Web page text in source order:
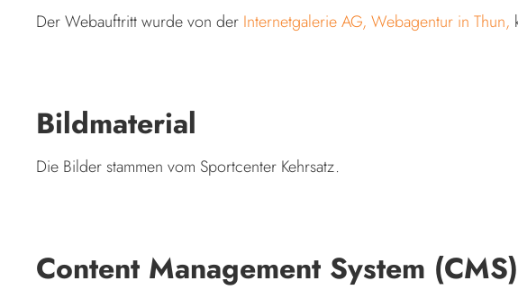
Der Webauftritt wurde von der Internetgalerie AG, Webagentur in Thun,
Bildmaterial
Die Bilder stammen vom Sportcenter Kehrsatz.
Content Management System (CMS)